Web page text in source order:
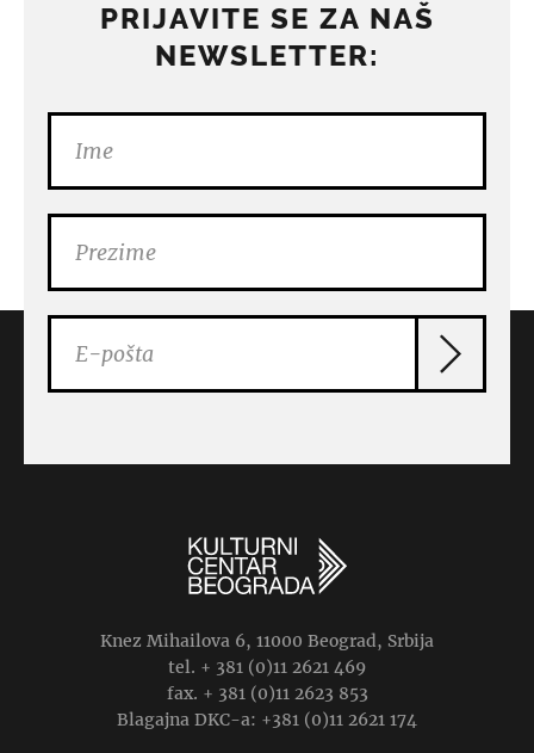
PRIJAVITE SE ZA NAŠ
NEWSLETTER:
Knez Mihailova 6, 11000 Beograd, Srbija
tel. + 381 (0)11 2621 469
fax. + 381 (0)11 2623 853
Blagajna DKC-a: +381 (0)11 2621 174